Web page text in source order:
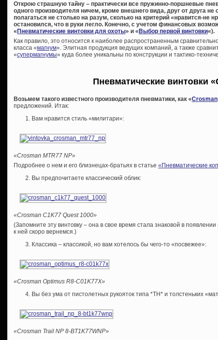
Открою страшную тайну – практически все пружинно-поршневые
одного производителя ничем, кроме внешнего вида, друг от друга
полагаться не столько на разум, сколько на критерий «нравится-не
остановился, что в руки легло. Конечно, с учетом финансовых
« Пневматические винтовки для охоты» и « Выбор первой винтовки«).
Как правило, это относится к наиболее распространенным
класса «магнум». Элитная продукция ведущих компаний, а также
«супермагнумы» куда более уникальны по конструкции и тактико-
Пневматические винтовки
Возьмем такого известного производителя пневматики, как «Crosman
предложений. Итак:
Вам нравится стиль «милитари»:
«Crosman MTR77 NP»
Подробнее о нем и его близнецах-братьях в статье «Пневматические
Вы предпочитаете классический облик:
«Crosman C1K77 Quest 1000»
(Запомните эту винтовку – она в свое время стала знаковой в
к ней скоро вернемся.)
Классика – классикой, но вам хотелось бы чего-то «посвежее»:
«Crosman Optimus R8-C01K77X»
Вы без ума от пистолетных рукояток типа *ТН* и толстеньких
«Crosman Trail NP 8-BT1K77WNP»